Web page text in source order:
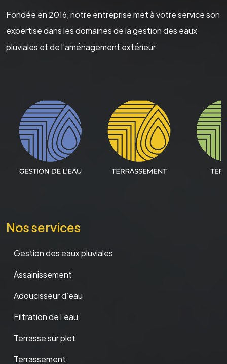
Fondée en 2016, notre entreprise met à votre service son
expertise dans les domaines de la gestion des eaux
pluviales et de l'aménagement extérieur
Nos services
Gestion des eaux pluviales
Assainissement
Adoucisseur d’eau
Filtration de l’eau
Terrasse sur plot
Terrassement